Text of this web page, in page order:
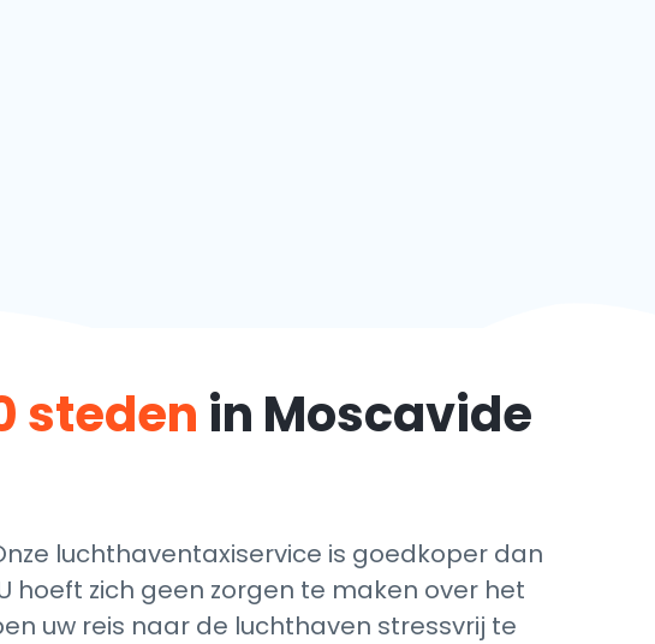
steden in Moscavide
luchthaventaxiservice is goedkoper dan
hoeft zich geen zorgen te maken over het
uw reis naar de luchthaven stressvrij te